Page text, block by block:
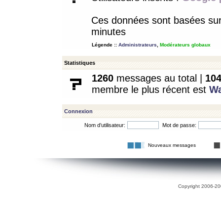
Ces données sont basées
minutes
Légende :: Administrateurs Modérateurs globaux
Statistiques
1260 messages au total | 104
membre le plus récent est
Connexion
Nom d’utilisateur: Mot de passe:
Nouveaux messages
Copyright 2006-